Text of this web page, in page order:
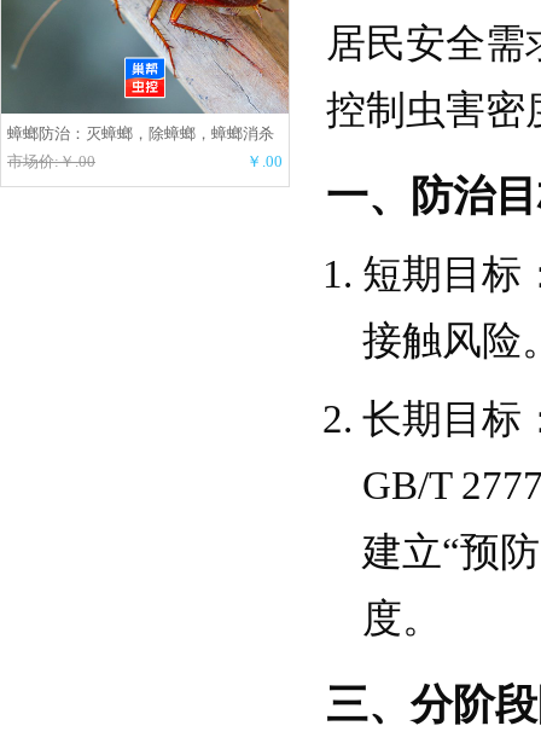
蟑螂防治：灭蟑螂，除蟑螂，蟑螂消杀
市场价:￥.00
￥.00
居民安全
控制虫害密
一、防治
短期目标
接触风险
长期目标
GB/T
建立“预
度。
三、分阶